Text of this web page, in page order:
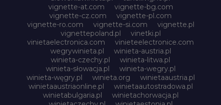
vignette-at.com
vignette-bg.com
vignette-cz.com
vignette-pl.com
vignette-ro.com
vignette-si.com
vignette.pl
vignettepoland.pl
vinetki.pl
vinietaelectronica.com
vinieteelectronice.com
wegrywinieta.pl
winieta-austria.pl
winieta-czechy.pl
winieta-litwa.pl
winieta-słowacja.pl
winieta-wegry.pl
winieta-węgry.pl
winieta.org
winietaaustria.pl
winietaaustriaonline.pl
winietaautostradowa.pl
winietabulgaria.pl
winietachorwacja.pl